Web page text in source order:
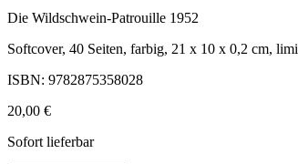
Die Wildschwein-Patrouille 1952
Softcover, 40 Seiten, farbig, 21 x 10 x 0,2 cm,
ISBN: 9782875358028
20,00 €
Sofort lieferbar